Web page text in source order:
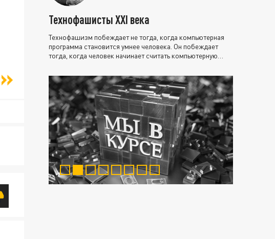
Технофашисты XXI века
Технофашизм побеждает не тогда, когда компьютерная
программа становится умнее человека. Он побеждает
тогда, когда человек начинает считать компьютерную